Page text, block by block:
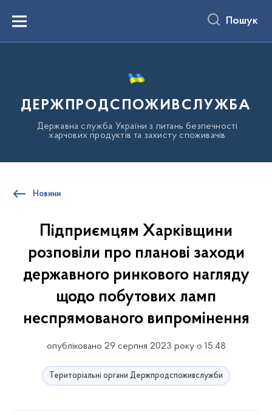
вмістуMenu Пошук
ДЕРЖПРОДСПОЖИВСЛУЖБА
Державна служба України з питань безпечності
харчових продуктів та захисту споживачів
Новини
Підприємцям Харківщини
розповіли про планові заходи
державного ринкового нагляду
щодо побутових ламп
неспрямованого випромінення
опубліковано 29 серпня 2023 року о 15:48
Територіальні органи Держпродспоживслужби